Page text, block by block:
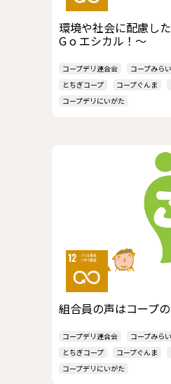
環境や社会に配慮し
G o エシカル！～
コープデリ連合会 コープみらい
とちぎコープ
コープぐんま
コープデリにいがた
組合員の声はコープ
コープデリ連合会 コープみらい
とちぎコープ
コープぐんま
コープデリにいがた